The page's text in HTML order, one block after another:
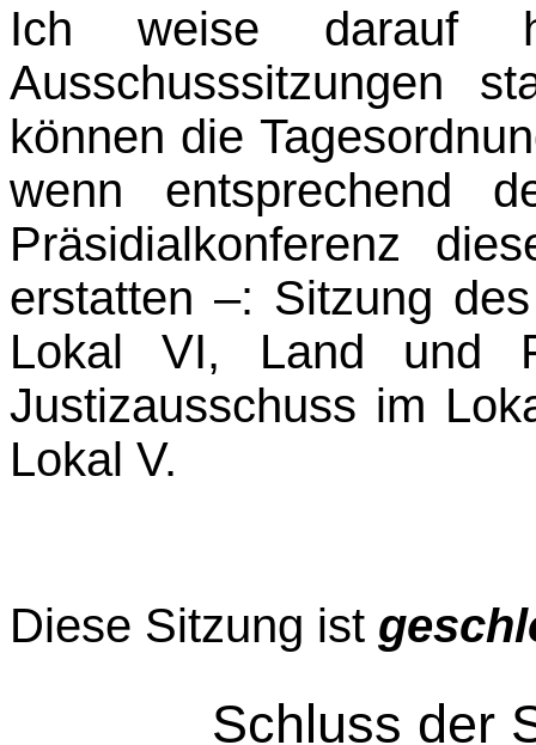
Ich weise darauf
Ausschusssitzungen
können die
wenn entsprechend
Präsidialkonferenz
erstatten –: Sitzung
Lokal VI, Land und
Justizausschuss im
Lokal V.
Diese Sitzung ist
Schluss der